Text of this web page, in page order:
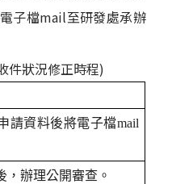
子檔mail至研發處承辦
狀況修正時程)
請資料後將電子檔mail
，辦理公開審查。